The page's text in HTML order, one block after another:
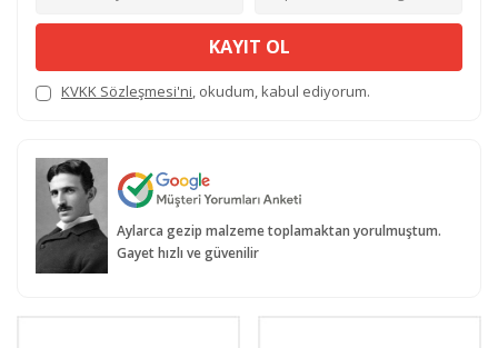
KAYIT OL
KVKK Sözleşmesi'ni, okudum, kabul ediyorum.
Aylarca gezip malzeme toplamaktan yorulmuştum.
Gayet hızlı ve güvenilir